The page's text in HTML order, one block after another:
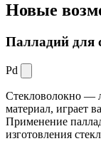
Новые
Палладий для
Pd
Стекловолокно —
материал, играет
Применение
изготовления